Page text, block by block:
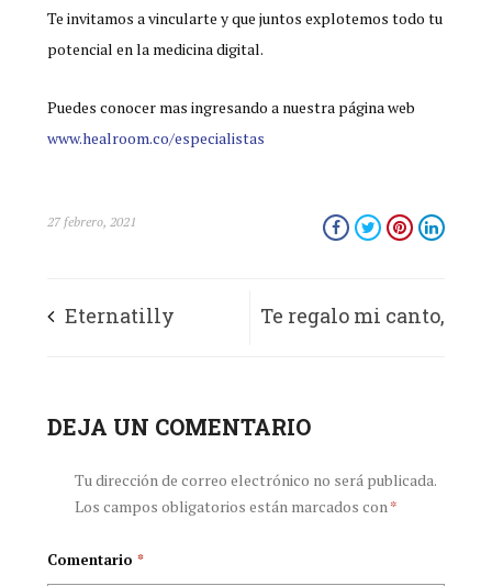
Te invitamos a vincularte y que juntos explotemos todo tu
potencial en la medicina digital.
Puedes conocer mas ingresando a nuestra página web
www.healroom.co/especialistas
27 febrero, 2021
Eternatilly Te regalo mi canto,
alegrías…mi alma y
la vida mía…
DEJA UN COMENTARIO
Tu dirección de correo electrónico no será publicada.
Los campos obligatorios están marcados con *
Comentario *